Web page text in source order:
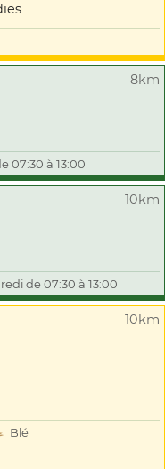
8km
07:30 à 13:00
10km
de 07:30 à 13:00
10km
Blé